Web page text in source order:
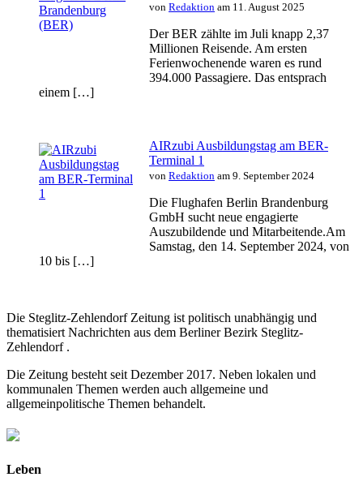
von Redaktion am 11. August 2025
Der BER zählte im Juli knapp 2,37
Millionen Reisende. Am ersten
Ferienwochenende waren es rund
394.000 Passagiere. Das entsprach
einem […]
AIRzubi Ausbildungstag am BER-
Terminal 1
von Redaktion am 9. September 2024
Die Flughafen Berlin Brandenburg
GmbH sucht neue engagierte
Auszubildende und Mitarbeitende.Am
Samstag, den 14. September 2024, von
10 bis […]
Die Steglitz-Zehlendorf Zeitung ist politisch unabhängig und
thematisiert Nachrichten aus dem Berliner Bezirk Steglitz-
Zehlendorf .
Die Zeitung besteht seit Dezember 2017. Neben lokalen und
kommunalen Themen werden auch allgemeine und
allgemeinpolitische Themen behandelt.
Leben